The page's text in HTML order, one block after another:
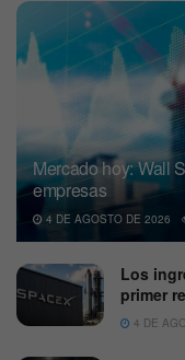
Mercado hoy: Wall
empresas
4 DE AGOSTO DE 2026
Los
primer
4 DE